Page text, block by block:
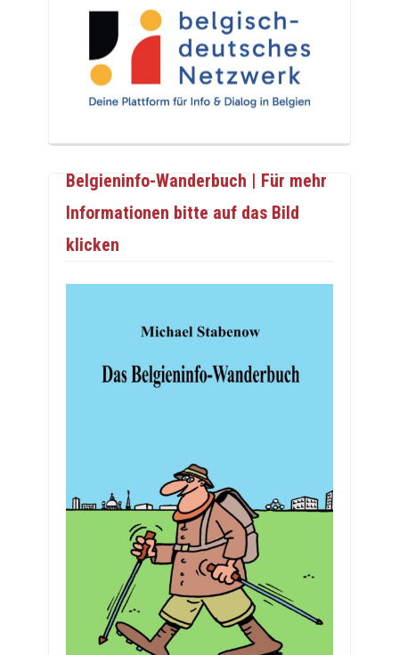
Belgieninfo-Wanderbuch | Für mehr
Informationen bitte auf das Bild
klicken